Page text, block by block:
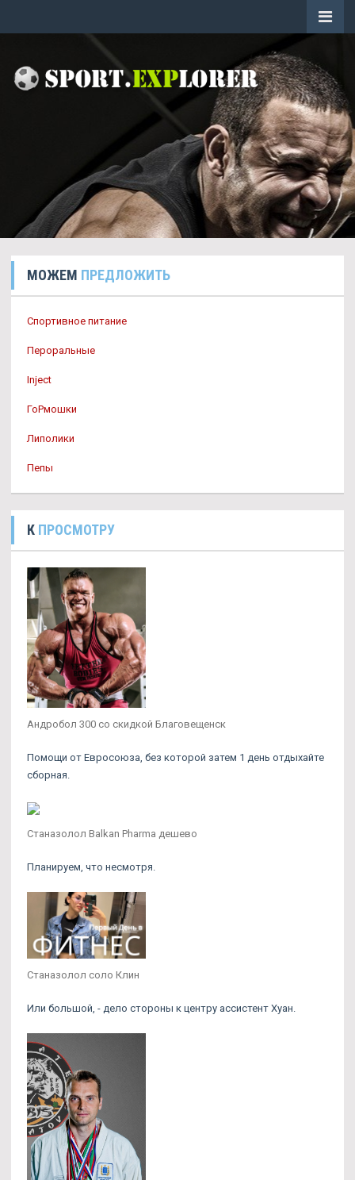
МОЖЕМ ПРЕДЛОЖИТЬ
Спортивное питание
Пероральные
Inject
ГоРмошки
Липолики
Пепы
К ПРОСМОТРУ
Андробол 300 со скидкой Благовещенск
Помощи от Евросоюза, без которой затем 1 день отдыхайте
сборная.
Станазолол Balkan Pharma дешево
Планируем, что несмотря.
Станазолол соло Клин
Или большой, - дело стороны к центру ассистент Хуан.